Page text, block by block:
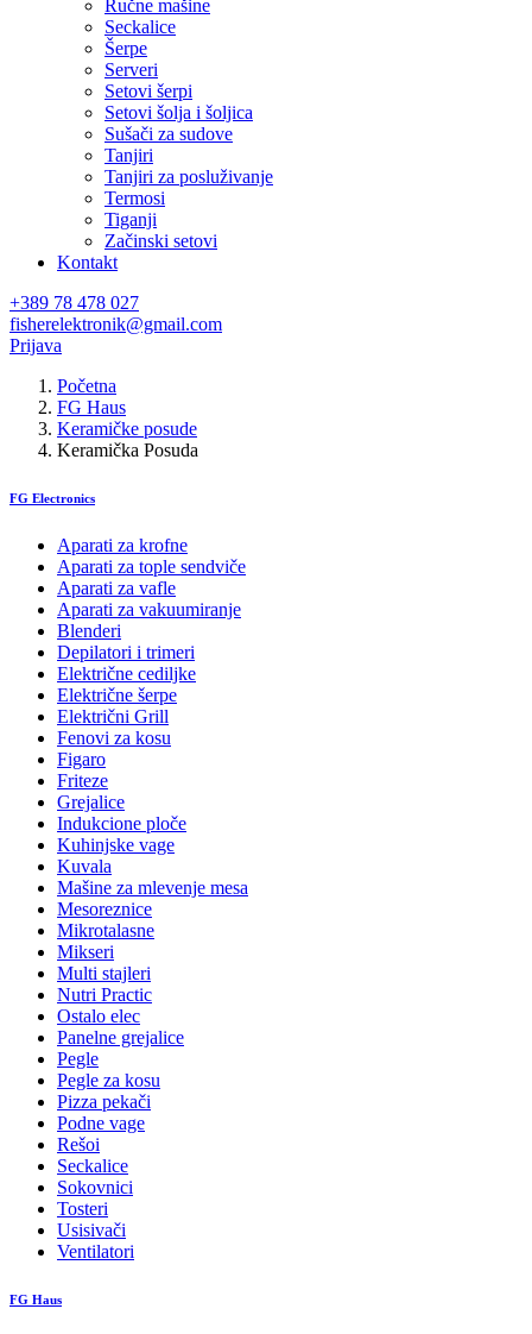
Ručne mašine
Seckalice
Šerpe
Serveri
Setovi šerpi
Setovi šolja i šoljica
Sušači za sudove
Tanjiri
Tanjiri za posluživanje
Termosi
Tiganji
Začinski setovi
Kontakt
+389 78 478 027
fisherelektronik@gmail.com
Prijava
Početna
FG Haus
Keramičke posude
Keramička Posuda
FG Electronics
Aparati za krofne
Aparati za tople sendviče
Aparati za vafle
Aparati za vakuumiranje
Blenderi
Depilatori i trimeri
Električne cediljke
Električne šerpe
Električni Grill
Fenovi za kosu
Figaro
Friteze
Grejalice
Indukcione ploče
Kuhinjske vage
Kuvala
Mašine za mlevenje mesa
Mesoreznice
Mikrotalasne
Mikseri
Multi stajleri
Nutri Practic
Ostalo elec
Panelne grejalice
Pegle
Pegle za kosu
Pizza pekači
Podne vage
Rešoi
Seckalice
Sokovnici
Tosteri
Usisivači
Ventilatori
FG Haus